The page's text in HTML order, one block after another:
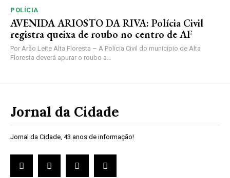
POLÍCIA
AVENIDA ARIOSTO DA RIVA: Polícia Civil
registra queixa de roubo no centro de AF
Por Arão Leite Alta Floresta – A Polícia Civil do município de Alta
Floresta deverá apurar o roubo a...
Jornal da Cidade
Jornal da Cidade, 43 anos de informação!